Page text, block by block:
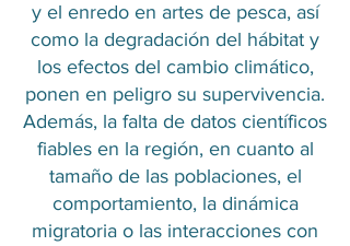
y el enredo en artes de pesca, así
como la degradación del hábitat y
los efectos del cambio climático,
ponen en peligro su supervivencia.
Además, la falta de datos científicos
fiables en la región, en cuanto al
tamaño de las poblaciones, el
comportamiento, la dinámica
migratoria o las interacciones con